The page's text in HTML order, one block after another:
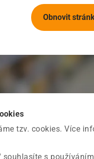
tzv. cookies. Více
souhlasíte s
Obnovit